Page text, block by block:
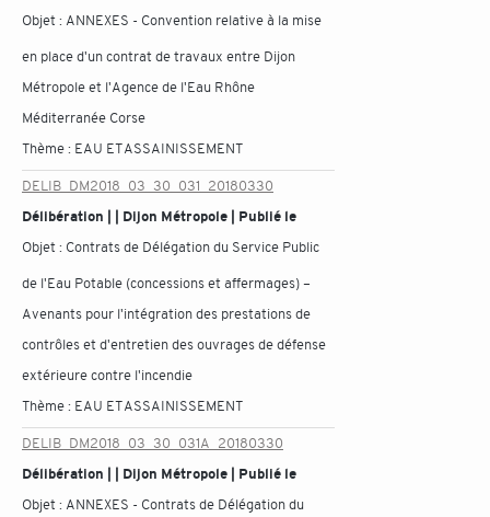
Objet : ANNEXES - Convention relative à la mise
en place d'un contrat de travaux entre Dijon
Métropole et l'Agence de l'Eau Rhône
Méditerranée Corse
Thème : EAU ET ASSAINISSEMENT
DELIB_DM2018_03_30_031_20180330
Délibération | | Dijon Métropole | Publié le
Objet : Contrats de Délégation du Service Public
de l'Eau Potable (concessions et affermages) –
Avenants pour l'intégration des prestations de
contrôles et d'entretien des ouvrages de défense
extérieure contre l'incendie
Thème : EAU ET ASSAINISSEMENT
DELIB_DM2018_03_30_031A_20180330
Délibération | | Dijon Métropole | Publié le
Objet : ANNEXES - Contrats de Délégation du